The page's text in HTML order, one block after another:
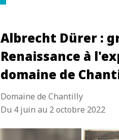
Albrecht Dürer :
Renaissance à
domaine de
Domaine de Chantilly
Du 4 juin au 2 octobre 2022